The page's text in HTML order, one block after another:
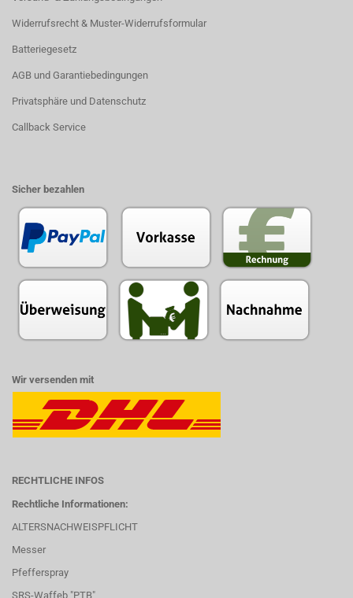
Widerrufsrecht & Muster-Widerrufsformular
Batteriegesetz
AGB und Garantiebedingungen
Privatsphäre und Datenschutz
Callback Service
Sicher bezahlen
Wir versenden mit
RECHTLICHE INFOS
Rechtliche Informationen:
ALTERSNACHWEISPFLICHT
Messer
Pfefferspray
SRS-Waffeb "PTB"